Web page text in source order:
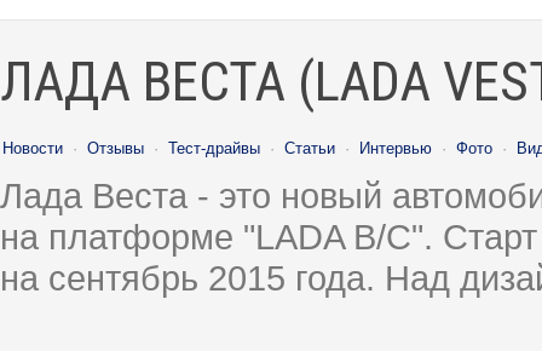
ЛАДА ВЕСТА (LADA
Новости · Отзывы · Тест-драйвы · Статьи · Интервью · Фото ·
Лада Веста - это новый
на платформе "LADA B/C".
на сентябрь 2015 года. Над